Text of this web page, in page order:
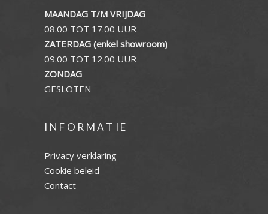
MAANDAG T/M VRIJDAG
08.00 TOT 17.00 UUR
ZATERDAG (enkel showroom)
09.00 TOT 12.00 UUR
ZONDAG
GESLOTEN
INFORMATIE
Privacy verklaring
Cookie beleid
Contact